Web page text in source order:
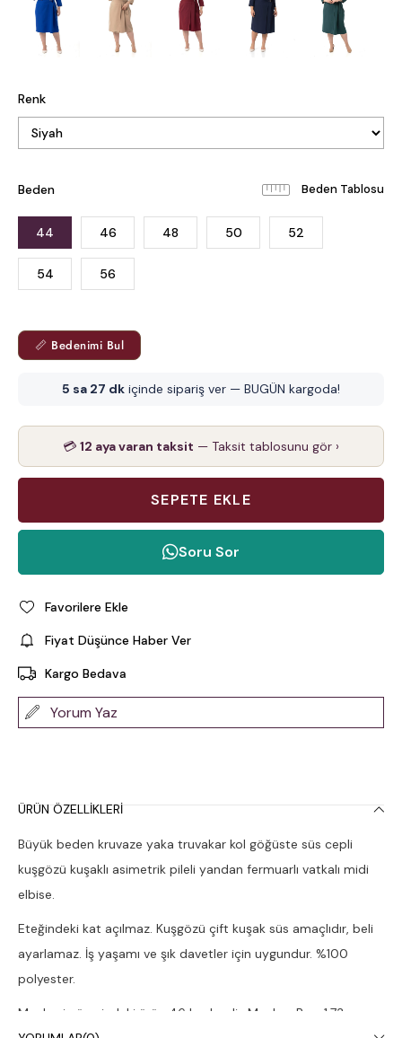
Renk
Beden Beden Tablosu
44 46 48 50 52
54 56
📏 Bedenimi Bul
5 sa 27 dk içinde sipariş ver — BUGÜN kargoda!
💳 12 aya varan taksit — Taksit tablosunu gör ›
Soru Sor
Favorilere Ekle
Fiyat Düşünce Haber Ver
Kargo Bedava
Yorum Yaz
ÜRÜN ÖZELLIKLERI
Büyük beden kruvaze yaka truvakar kol göğüste süs cepli
kuşgözü kuşaklı asimetrik pileli yandan fermuarlı vatkalı midi
elbise.
Eteğindeki kat açılmaz. Kuşgözü çift kuşak süs amaçlıdır, beli
ayarlamaz. İş yaşamı ve şık davetler için uygundur. %100
polyester.
Mankenin üzerindeki ürün 46 bedendir. Manken Boy: 1.73,